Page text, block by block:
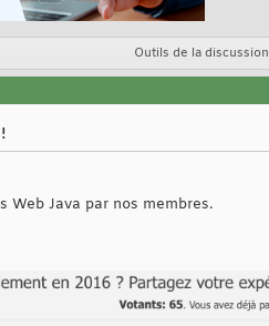
Outils de la discussion
Java par nos membres.